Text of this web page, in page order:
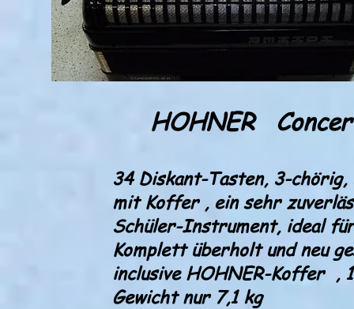
HOHNER
34 Diskant-Tasten, 3-
mit Koffer , ein sehr
Schüler-Instrument, ideal
Komplett überholt und neu
inclusive HOHNER-Koffer ,
Gewicht nur 7,1 kg